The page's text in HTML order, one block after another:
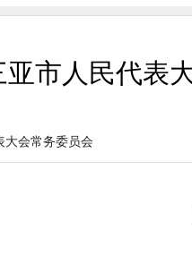
市人民代表
大会常务委员会